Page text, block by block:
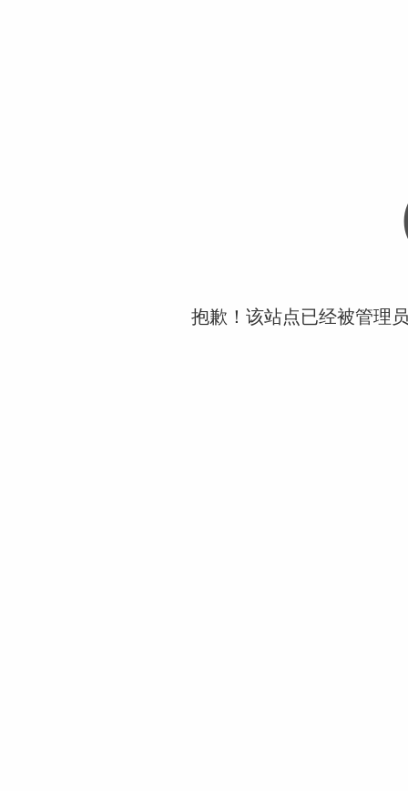
抱歉！该站点已经被管理